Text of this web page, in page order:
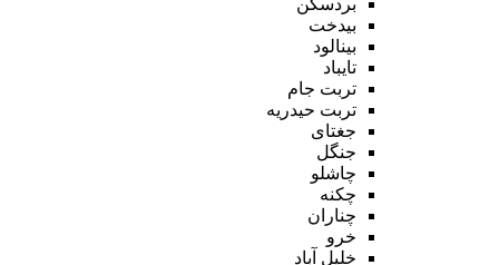
بیدخت
بینالود
تایباد
تربت جام
تربت حیدریه
جغتای
جنگل
چاشلو
چکنه
چناران
خرو
خلیل آباد